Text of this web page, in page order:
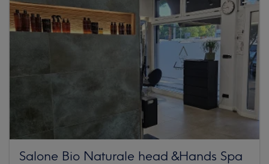
Salone Bio Naturale head &Hands Spa